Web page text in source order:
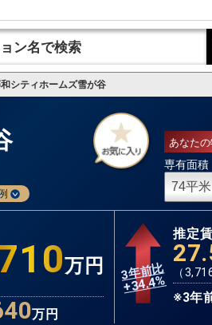
シティホームズ雪が谷
あなた
専有面積
万円
万円
3年前比
+34.4%
推定
（
※3年